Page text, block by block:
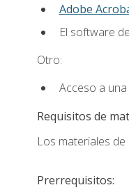
Adobe
El software
Otro:
Acceso a
Requisitos de
Los materiales
Prerrequisitos: